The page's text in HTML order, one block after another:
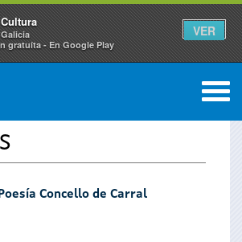
gratuíta - En Google Play
VER
0
Concello de Carral